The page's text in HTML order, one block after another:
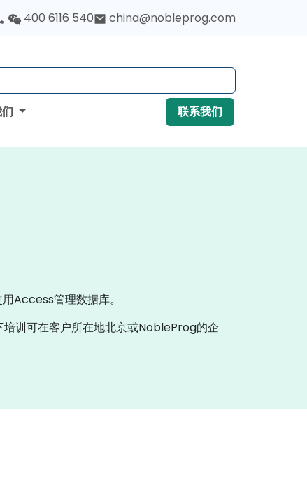
400 6116 540 china@nobleprog.com
联系我们
Access管理数据库。
培训可在客户所在地北京或NobleProg的企